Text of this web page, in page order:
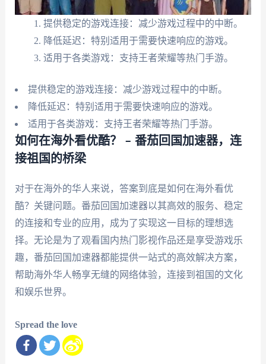
提供稳定的游戏连接：减少游戏过程中的中断。
降低延迟：特别适用于需要快速响应的游戏。
适用于各类游戏：支持王者荣耀等热门手游。
提供稳定的游戏连接：减少游戏过程中的中断。
降低延迟：特别适用于需要快速响应的游戏。
适用于各类游戏：支持王者荣耀等热门手游。
如何在海外看优酷？ – 番茄回国加速器，连
接祖国的桥梁
对于在海外的华人来说，答案到底是如何在海外看优
酷？关键问题。番茄回国加速器以其高效的服务、稳定
的连接和专业的应用，成为了实现这一目标的理想选
择。无论是为了观看国内热门影视作品还是享受游戏乐
趣，番茄回国加速器都能提供一站式的高效解决方案，
帮助海外华人畅享无缝的网络体验，连接到祖国的文化
和娱乐世界。
Spread the love